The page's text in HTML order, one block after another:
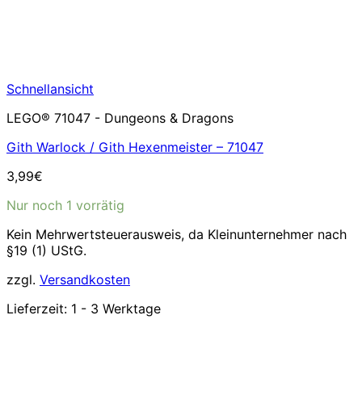
Schnellansicht
LEGO® 71047 - Dungeons & Dragons
Gith Warlock / Gith Hexenmeister – 71047
3,99€
Nur noch 1 vorrätig
Kein Mehrwertsteuerausweis, da Kleinunternehmer nach
§19 (1) UStG.
zzgl. Versandkosten
Lieferzeit: 1 - 3 Werktage